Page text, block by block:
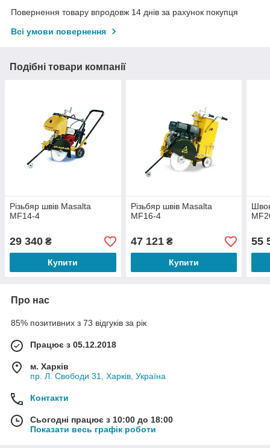
Повернення товару впродовж 14 днів за рахунок покупця
Всі умови повернення
Подібні товари компанії
Різьбяр швів Masalta
MF14-4
29 340 ₴
Купити
Різьбяр швів Masalta
MF16-4
47 121₴
Купити
55
Про нас
85% позитивних з 73 відгуків за рік
Працює з 05.12.2018
м. Харків
пр. Л. Свободи 31, Харків, Україна
Контакти
Сьогодні працює з 10:00 до 18:00
Показати весь графік роботи